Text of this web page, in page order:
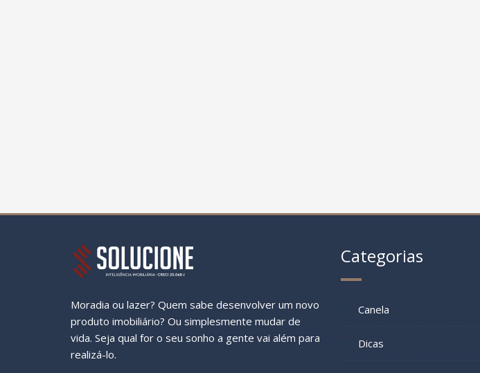
Moradia ou lazer? Quem sabe desenvolver um novo
produto imobiliário? Ou simplesmente mudar de
vida. Seja qual for o seu sonho a gente vai além para
realizá-lo.
Categorias
Canela
Dicas